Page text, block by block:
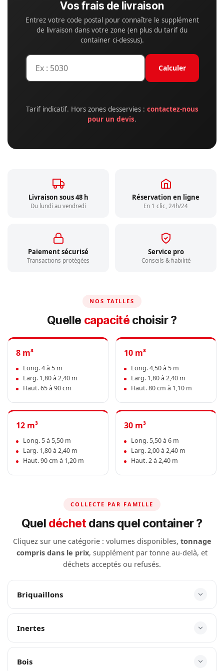
Vos frais de livraison
Entrez votre code postal pour connaître le supplément
de livraison dans votre zone (en plus du tarif du
container ci-dessus).
Calculer
Tarif indicatif. Hors zones desservies : contactez-nous
pour un devis.
Livraison sous 48 h
Du lundi au vendredi
Réservation en ligne
En 1 clic, 24h/24
Paiement sécurisé
Transactions protégées
Service pro
Conseils & fiabilité
NOS TAILLES
Quelle capacité choisir ?
8 m³
Long. 4 à 5 m
Larg. 1,80 à 2,40 m
Haut. 65 à 90 cm
10 m³
Long. 4,50 à 5 m
Larg. 1,80 à 2,40 m
Haut. 80 cm à 1,10 m
12 m³
Long. 5 à 5,50 m
Larg. 1,80 à 2,40 m
Haut. 90 cm à 1,20 m
30 m³
Long. 5,50 à 6 m
Larg. 2,00 à 2,40 m
Haut. 2 à 2,40 m
COLLECTE PAR FAMILLE
Quel déchetdans quel container ?
Cliquez sur une catégorie : volumes disponibles, tonnage
compris dans le prix, supplément par tonne au-delà, et
déchets acceptés ou refusés.
Briquaillons
Inertes
Bois